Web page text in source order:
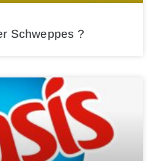
Schweppes ?